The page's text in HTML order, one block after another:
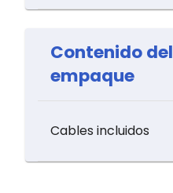
Contenido del
empaque
Cables incluidos